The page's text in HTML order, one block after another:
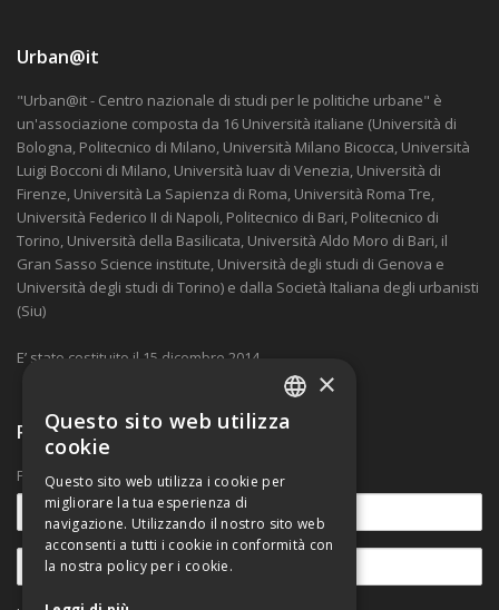
Urban@it
"Urban@it - Centro nazionale di studi per le politiche urbane" è
un'associazione composta da 16 Università italiane (Università di
Bologna, Politecnico di Milano, Università Milano Bicocca, Università
Luigi Bocconi di Milano, Università Iuav di Venezia, Università di
Firenze, Università La Sapienza di Roma, Università Roma Tre,
Università Federico II di Napoli, Politecnico di Bari, Politecnico di
Torino, Università della Basilicata, Università Aldo Moro di Bari, il
Gran Sasso Science institute, Università degli studi di Genova e
Università degli studi di Torino) e dalla Società Italiana degli urbanisti
(Siu)
E’ stato costituito il 15 dicembre 2014.
Ricevi nostre comunicazioni
Per rimanere aggiornato sulle novità.
ITALIAN
×
Questo sito web utilizza
cookie
Questo sito web utilizza i cookie per
migliorare la tua esperienza di
navigazione. Utilizzando il nostro sito web
acconsenti a tutti i cookie in conformità con
la nostra policy per i cookie.